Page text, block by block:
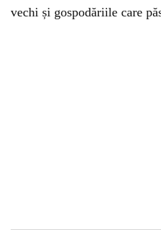
vechi și gospodăriile care